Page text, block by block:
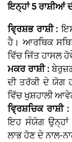
ਇਨ੍ਹਾਂ 5 ਰਾਸ਼ੀਆਂ
ਵ੍ਰਿਸ਼ਭ ਰਾਸ਼ੀ :
ਹੈ। ਆਰਥਿਕ
ਵਿੱਚ ਜਿੱਤ ਹਾਸਲ
ਮਕਰ ਰਾਸ਼ੀ :
ਦੀ ਤਰੱਕੀ ਦੇ ਯੋਗ
ਵਿੱਚ ਖੁਸ਼ਹਾਲੀ
ਵ੍ਰਿਸ਼ਚਿਕ ਰਾਸ਼ੀ
ਇਹ ਸੰਯੋਗ ਉਨ੍ਹਾਂ
ਲਾਭ ਹੋਣ ਦੇ ਨਾਲ-